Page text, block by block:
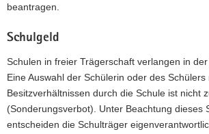
beantragen.
Schulgeld
Schulen in freier Trägerschaft verlangen in der
Eine Auswahl der Schülerin oder des Schülers
Besitzverhältnissen durch die Schule ist nicht
(Sonderungsverbot). Unter Beachtung dieses
entscheiden die Schulträger